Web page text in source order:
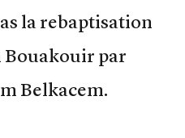
la rebaptisation
Bouakouir par
Belkacem.